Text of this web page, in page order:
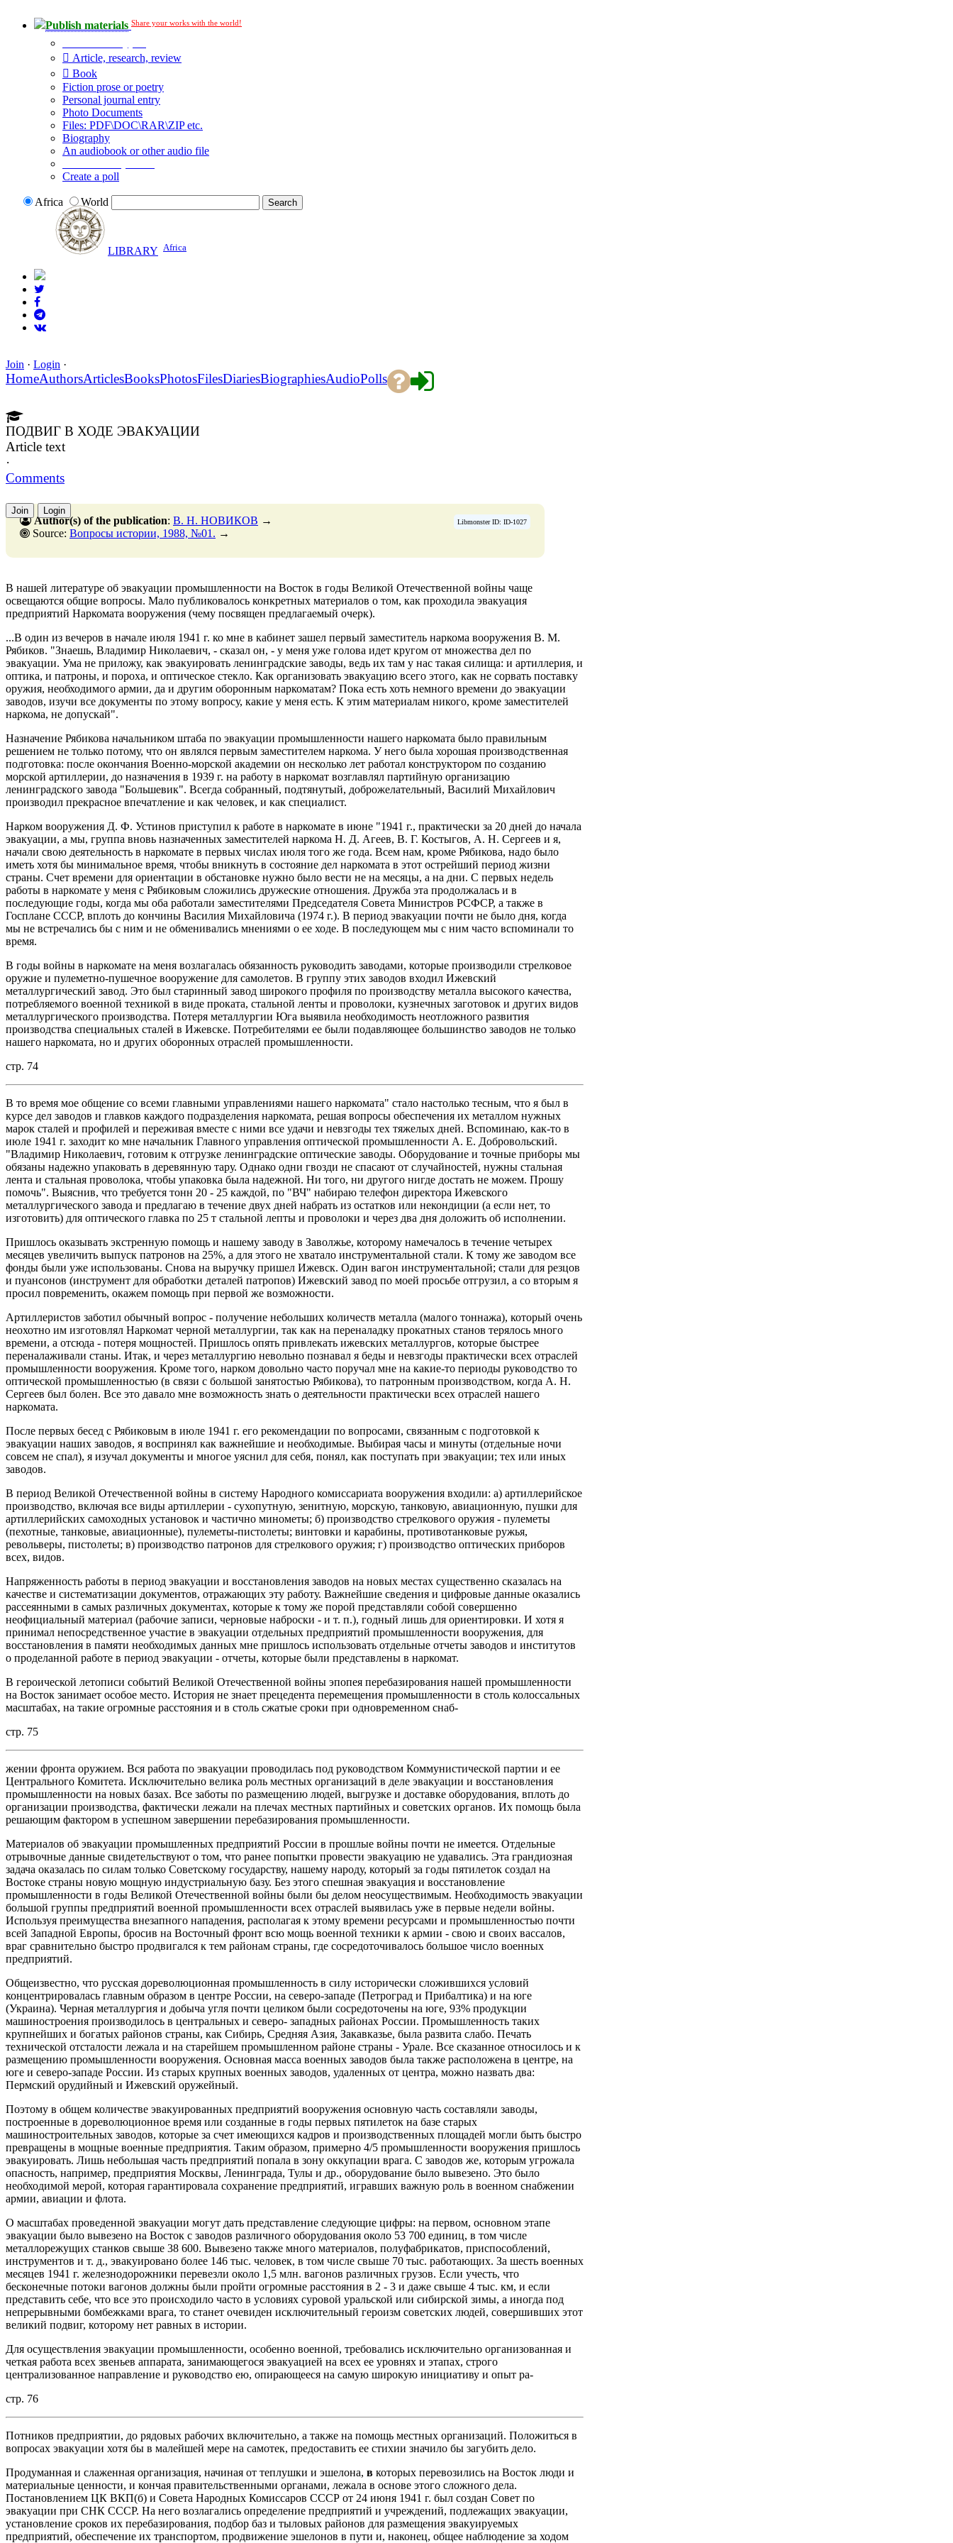
Publish materials Share your works with the world!
Article, research, review
Book
Fiction prose or poetry
Personal journal entry
Photo Documents
Files: PDF\DOC\RAR\ZIP etc.
Biography
An audiobook or other audio file
Create a poll
Africa World
LIBRARY Africa
Join · Login ·
HomeAuthorsArticlesBooksPhotosFilesDiariesBiographiesAudioPolls
ПОДВИГ В ХОДЕ ЭВАКУАЦИИ
Article text
·
Comments
Join Login
Libmonster ID: ID-1027
Author(s) of the publication: В. Н. НОВИКОВ →
Source: Вопросы истории, 1988, №01. →
В нашей литературе об эвакуации промышленности на Восток в годы Великой Отечественной войны чаще
освещаются общие вопросы. Мало публиковалось конкретных материалов о том, как проходила эвакуация
предприятий Наркомата вооружения (чему посвящен предлагаемый очерк).
...В один из вечеров в начале июля 1941 г. ко мне в кабинет зашел первый заместитель наркома вооружения В. М.
Рябиков. "Знаешь, Владимир Николаевич, - сказал он, - у меня уже голова идет кругом от множества дел по
эвакуации. Ума не приложу, как эвакуировать ленинградские заводы, ведь их там у нас такая силища: и артиллерия, и
оптика, и патроны, и пороха, и оптическое стекло. Как организовать эвакуацию всего этого, как не сорвать поставку
оружия, необходимого армии, да и другим оборонным наркоматам? Пока есть хоть немного времени до эвакуации
заводов, изучи все документы по этому вопросу, какие у меня есть. К этим материалам никого, кроме заместителей
наркома, не допускай".
Назначение Рябикова начальником штаба по эвакуации промышленности нашего наркомата было правильным
решением не только потому, что он являлся первым заместителем наркома. У него была хорошая производственная
подготовка: после окончания Военно-морской академии он несколько лет работал конструктором по созданию
морской артиллерии, до назначения в 1939 г. на работу в наркомат возглавлял партийную организацию
ленинградского завода "Большевик". Всегда собранный, подтянутый, доброжелательный, Василий Михайлович
производил прекрасное впечатление и как человек, и как специалист.
Нарком вооружения Д. Ф. Устинов приступил к работе в наркомате в июне "1941 г., практически за 20 дней до начала
эвакуации, а мы, группа вновь назначенных заместителей наркома Н. Д. Агеев, В. Г. Костыгов, А. Н. Сергеев и я,
начали свою деятельность в наркомате в первых числах июля того же года. Всем нам, кроме Рябикова, надо было
иметь хотя бы минимальное время, чтобы вникнуть в состояние дел наркомата в этот острейший период жизни
страны. Счет времени для ориентации в обстановке нужно было вести не на месяцы, а на дни. С первых недель
работы в наркомате у меня с Рябиковым сложились дружеские отношения. Дружба эта продолжалась и в
последующие годы, когда мы оба работали заместителями Председателя Совета Министров РСФСР, а также в
Госплане СССР, вплоть до кончины Василия Михайловича (1974 г.). В период эвакуации почти не было дня, когда
мы не встречались бы с ним и не обменивались мнениями о ее ходе. В последующем мы с ним часто вспоминали то
время.
В годы войны в наркомате на меня возлагалась обязанность руководить заводами, которые производили стрелковое
оружие и пулеметно-пушечное вооружение для самолетов. В группу этих заводов входил Ижевский
металлургический завод. Это был старинный завод широкого профиля по производству металла высокого качества,
потребляемого военной техникой в виде проката, стальной ленты и проволоки, кузнечных заготовок и других видов
металлургического производства. Потеря металлургии Юга выявила необходимость неотложного развития
производства специальных сталей в Ижевске. Потребителями ее были подавляющее большинство заводов не только
нашего наркомата, но и других оборонных отраслей промышленности.
стр. 74
В то время мое общение со всеми главными управлениями нашего наркомата" стало настолько тесным, что я был в
курсе дел заводов и главков каждого подразделения наркомата, решая вопросы обеспечения их металлом нужных
марок сталей и профилей и переживая вместе с ними все удачи и невзгоды тех тяжелых дней. Вспоминаю, как-то в
июле 1941 г. заходит ко мне начальник Главного управления оптической промышленности А. Е. Добровольский.
"Владимир Николаевич, готовим к отгрузке ленинградские оптические заводы. Оборудование и точные приборы мы
обязаны надежно упаковать в деревянную тару. Однако одни гвозди не спасают от случайностей, нужны стальная
лента и стальная проволока, чтобы упаковка была надежной. Ни того, ни другого нигде достать не можем. Прошу
помочь". Выяснив, что требуется тонн 20 - 25 каждой, по "ВЧ" набираю телефон директора Ижевского
металлургического завода и предлагаю в течение двух дней набрать из остатков или некондиции (а если нет, то
изготовить) для оптического главка по 25 т стальной лепты и проволоки и через два дня доложить об исполнении.
Пришлось оказывать экстренную помощь и нашему заводу в Заволжье, которому намечалось в течение четырех
месяцев увеличить выпуск патронов на 25%, а для этого не хватало инструментальной стали. К тому же заводом все
фонды были уже использованы. Снова на выручку пришел Ижевск. Один вагон инструментальной; стали для резцов
и пуансонов (инструмент для обработки деталей патропов) Ижевский завод по моей просьбе отгрузил, а со вторым я
просил повременить, окажем помощь при первой же возможности.
Артиллеристов заботил обычный вопрос - получение небольших количеств металла (малого тоннажа), который очень
неохотно им изготовлял Наркомат черной металлургии, так как на переналадку прокатных станов терялось много
времени, а отсюда - потеря мощностей. Пришлось опять привлекать ижевских металлургов, которые быстрее
переналаживали станы. Итак, и через металлургию невольно познавал я беды и невзгоды практически всех отраслей
промышленности вооружения. Кроме того, нарком довольно часто поручал мне на какие-то периоды руководство то
оптической промышленностью (в связи с большой занятостью Рябикова), то патронным производством, когда А. Н.
Сергеев был болен. Все это давало мне возможность знать о деятельности практически всех отраслей нашего
наркомата.
После первых бесед с Рябиковым в июле 1941 г. его рекомендации по вопросами, связанным с подготовкой к
эвакуации наших заводов, я воспринял как важнейшие и необходимые. Выбирая часы и минуты (отдельные ночи
совсем не спал), я изучал документы и многое уяснил для себя, понял, как поступать при эвакуации; тех или иных
заводов.
В период Великой Отечественной войны в систему Народного комиссариата вооружения входили: а) артиллерийское
производство, включая все виды артиллерии - сухопутную, зенитную, морскую, танковую, авиационную, пушки для
артиллерийских самоходных установок и частично минометы; б) производство стрелкового оружия - пулеметы
(пехотные, танковые, авиационные), пулеметы-пистолеты; винтовки и карабины, противотанковые ружья,
револьверы, пистолеты; в) производство патронов для стрелкового оружия; г) производство оптических приборов
всех, видов.
Напряженность работы в период эвакуации и восстановления заводов на новых местах существенно сказалась на
качестве и систематизации документов, отражающих эту работу. Важнейшие сведения и цифровые данные оказались
рассеянными в самых различных документах, которые к тому же порой представляли собой совершенно
неофициальный материал (рабочие записи, черновые наброски - и т. п.), годный лишь для ориентировки. И хотя я
принимал непосредственное участие в эвакуации отдельных предприятий промышленности вооружения, для
восстановления в памяти необходимых данных мне пришлось использовать отдельные отчеты заводов и институтов
о проделанной работе в период эвакуации - отчеты, которые были представлены в наркомат.
В героической летописи событий Великой Отечественной войны эпопея перебазирования нашей промышленности
на Восток занимает особое место. История не знает прецедента перемещения промышленности в столь колоссальных
масштабах, на такие огромные расстояния и в столь сжатые сроки при одновременном снаб-
стр. 75
жении фронта оружием. Вся работа по эвакуации проводилась под руководством Коммунистической партии и ее
Центрального Комитета. Исключительно велика роль местных организаций в деле эвакуации и восстановления
промышленности на новых базах. Все заботы по размещению людей, выгрузке и доставке оборудования, вплоть до
организации производства, фактически лежали на плечах местных партийных и советских органов. Их помощь была
решающим фактором в успешном завершении перебазирования промышленности.
Материалов об эвакуации промышленных предприятий России в прошлые войны почти не имеется. Отдельные
отрывочные данные свидетельствуют о том, что ранее попытки провести эвакуацию не удавались. Эта грандиозная
задача оказалась по силам только Советскому государству, нашему народу, который за годы пятилеток создал на
Востоке страны новую мощную индустриальную базу. Без этого спешная эвакуация и восстановление
промышленности в годы Великой Отечественной войны были бы делом неосуществимым. Необходимость эвакуации
большой группы предприятий военной промышленности всех отраслей выявилась уже в первые недели войны.
Используя преимущества внезапного нападения, располагая к этому времени ресурсами и промышленностью почти
всей Западной Европы, бросив на Восточный фронт всю мощь военной техники к армии - свою и своих вассалов,
враг сравнительно быстро продвигался к тем районам страны, где сосредоточивалось большое число военных
предприятий.
Общеизвестно, что русская дореволюционная промышленность в силу исторически сложившихся условий
концентрировалась главным образом в центре России, на северо-западе (Петроград и Прибалтика) и на юге
(Украина). Черная металлургия и добыча угля почти целиком были сосредоточены на юге, 93% продукции
машиностроения производилось в центральных и северо- западных районах России. Промышленность таких
крупнейших и богатых районов страны, как Сибирь, Средняя Азия, Закавказье, была развита слабо. Печать
технической отсталости лежала и на старейшем промышленном районе страны - Урале. Все сказанное относилось и к
размещению промышленности вооружения. Основная масса военных заводов была также расположена в центре, на
юге и северо-западе России. Из старых крупных военных заводов, удаленных от центра, можно назвать два:
Пермский орудийный и Ижевский оружейный.
Поэтому в общем количестве эвакуированных предприятий вооружения основную часть составляли заводы,
построенные в дореволюционное время или созданные в годы первых пятилеток на базе старых
машиностроительных заводов, которые за счет имеющихся кадров и производственных площадей могли быть быстро
превращены в мощные военные предприятия. Таким образом, примерно 4/5 промышленности вооружения пришлось
эвакуировать. Лишь небольшая часть предприятий попала в зону оккупации врага. С заводов же, которым угрожала
опасность, например, предприятия Москвы, Ленинграда, Тулы и др., оборудование было вывезено. Это было
необходимой мерой, которая гарантировала сохранение предприятий, игравших важную роль в военном снабжении
армии, авиации и флота.
О масштабах проведенной эвакуации могут дать представление следующие цифры: на первом, основном этапе
эвакуации было вывезено на Восток с заводов различного оборудования около 53 700 единиц, в том числе
металлорежущих станков свыше 38 600. Вывезено также много материалов, полуфабрикатов, приспособлений,
инструментов и т. д., эвакуировано более 146 тыс. человек, в том числе свыше 70 тыс. работающих. За шесть военных
месяцев 1941 г. железнодорожники перевезли около 1,5 млн. вагонов различных грузов. Если учесть, что
бесконечные потоки вагонов должны были пройти огромные расстояния в 2 - 3 и даже свыше 4 тыс. км, и если
представить себе, что все это происходило часто в условиях суровой уральской или сибирской зимы, а иногда под
непрерывными бомбежками врага, то станет очевиден исключительный героизм советских людей, совершивших этот
великий подвиг, которому нет равных в истории.
Для осуществления эвакуации промышленности, особенно военной, требовались исключительно организованная и
четкая работа всех звеньев аппарата, занимающегося эвакуацией на всех ее уровнях и этапах, строго
централизованное направление и руководство ею, опирающееся на самую широкую инициативу и опыт ра-
стр. 76
Потников предприятии, до рядовых рабочих включительно, а также на помощь местных организаций. Положиться в
вопросах эвакуации хотя бы в малейшей мере на самотек, предоставить ее стихии значило бы загубить дело.
Продуманная и слаженная организация, начиная от теплушки и эшелона, в которых перевозились на Восток люди и
материальные ценности, и кончая правительственными органами, лежала в основе этого сложного дела.
Постановлением ЦК ВКП(б) и Совета Народных Комиссаров СССР от 24 июня 1941 г. был создан Совет по
эвакуации при СНК СССР. На него возлагались определение предприятий и учреждений, подлежащих эвакуации,
установление сроков их перебазирования, подбор баз и тыловых районов для размещения эвакуируемых
предприятий, обеспечение их транспортом, продвижение эшелонов в пути и, наконец, общее наблюдение за ходом